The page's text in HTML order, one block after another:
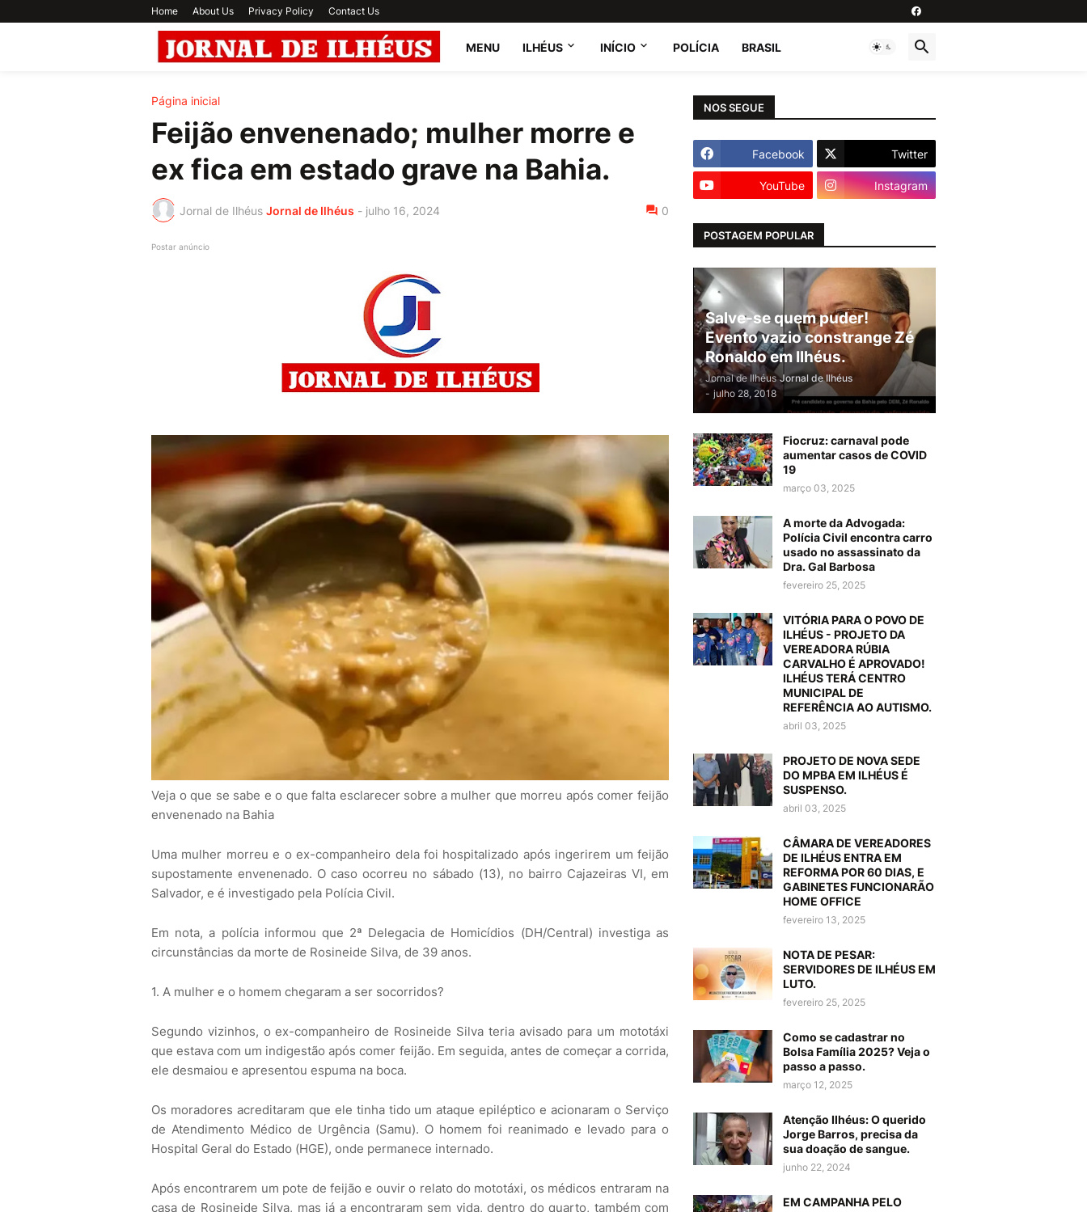
Home About Us Privacy Policy Contact Us
MENU ILHÉUS INÍCIO POLÍCIA BRASIL
Página inicial
Feijão envenenado; mulher morre e
ex fica em estado grave na Bahia.
Jornal de Ilhéus Jornal de Ilhéus - julho 16, 2024 0
Postar anúncio
Veja o que se sabe e o que falta esclarecer sobre a mulher que morreu após comer feijão
envenenado na Bahia
Uma mulher morreu e o ex-companheiro dela foi hospitalizado após ingerirem um feijão
supostamente envenenado. O caso ocorreu no sábado (13), no bairro Cajazeiras VI, em
Salvador, e é investigado pela Polícia Civil.
Em nota, a polícia informou que 2ª Delegacia de Homicídios (DH/Central) investiga as
circunstâncias da morte de Rosineide Silva, de 39 anos.
1. A mulher e o homem chegaram a ser socorridos?
Segundo vizinhos, o ex-companheiro de Rosineide Silva teria avisado para um mototáxi
que estava com um indigestão após comer feijão. Em seguida, antes de começar a corrida,
ele desmaiou e apresentou espuma na boca.
Os moradores acreditaram que ele tinha tido um ataque epiléptico e acionaram o Serviço
de Atendimento Médico de Urgência (Samu). O homem foi reanimado e levado para o
Hospital Geral do Estado (HGE), onde permanece internado.
Após encontrarem um pote de feijão e ouvir o relato do mototáxi, os médicos entraram na
casa de Rosineide Silva, mas já a encontraram sem vida, dentro do quarto, também com
NOS SEGUE
Facebook Twitter
YouTube Instagram
POSTAGEM POPULAR
Salve-se quem puder!
Evento vazio constrange Zé
Ronaldo em Ilhéus.
Jornal de Ilhéus Jornal de Ilhéus
- julho 28, 2018
Fiocruz: carnaval pode
aumentar casos de COVID
19
março 03, 2025
A morte da Advogada:
Polícia Civil encontra carro
usado no assassinato da
Dra. Gal Barbosa
fevereiro 25, 2025
VITÓRIA PARA O POVO DE
ILHÉUS - PROJETO DA
VEREADORA RÚBIA
CARVALHO É APROVADO!
ILHÉUS TERÁ CENTRO
MUNICIPAL DE
REFERÊNCIA AO AUTISMO.
abril 03, 2025
PROJETO DE NOVA SEDE
DO MPBA EM ILHÉUS É
SUSPENSO.
abril 03, 2025
CÂMARA DE VEREADORES
DE ILHÉUS ENTRA EM
REFORMA POR 60 DIAS, E
GABINETES FUNCIONARÃO
HOME OFFICE
fevereiro 13, 2025
NOTA DE PESAR:
SERVIDORES DE ILHÉUS EM
LUTO.
fevereiro 25, 2025
Como se cadastrar no
Bolsa Família 2025? Veja o
passo a passo.
março 12, 2025
Atenção Ilhéus: O querido
Jorge Barros, precisa da
sua doação de sangue.
junho 22, 2024
EM CAMPANHA PELO